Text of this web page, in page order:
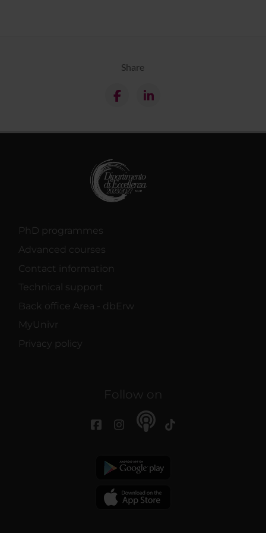
Share
PhD programmes
Advanced courses
Contact information
Technical support
Back office Area - dbErw
MyUnivr
Privacy policy
Follow on